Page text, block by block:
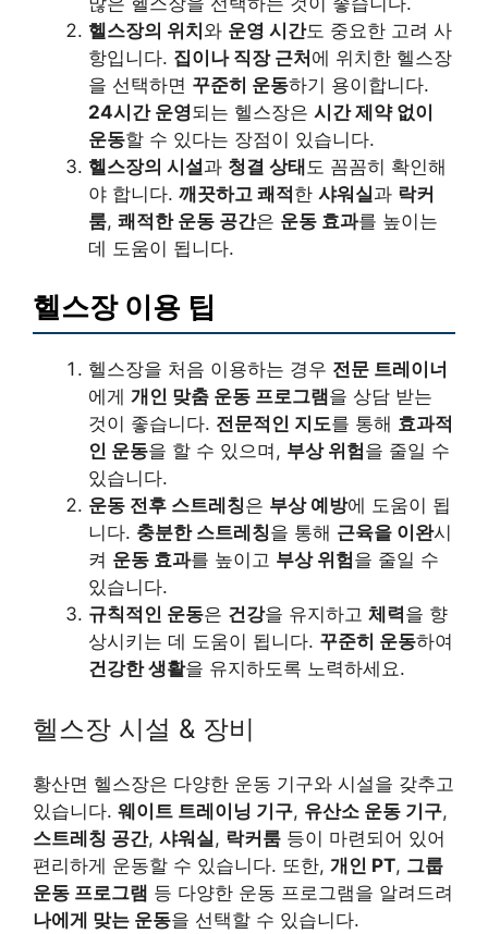
헬스장의 위치 와 운영 시간도 중요한 고려 사
항입니다. 집이나 직장 근처 에 위치한 헬스장
을 선택하면 꾸준히 운동하기 용이합니다.
24시간 운영되는 헬스장은 시간 제약 없이
운동할 수 있다는 장점이 있습니다.
헬스장의 시설과 청결 상태 도 꼼꼼히 확인해
야 합니다. 깨끗하고 쾌적 한 샤워실과 락커
룸, 쾌적한 운동 공간은 운동 효과를 높이는
데 도움이 됩니다.
헬스장 이용 팁
헬스장을 처음 이용하는 경우 전문 트레이너
에게 개인 맞춤 운동 프로그램을 상담 받는
것이 좋습니다. 전문적인 지도를 통해 효과적
인 운동을 할 수 있으며, 부상 위험을 줄일 수
있습니다.
운동 전후 스트레칭은 부상 예방에 도움이 됩
니다. 충분한 스트레칭을 통해 근육을 이완시
켜 운동 효과를 높이고 부상 위험을 줄일 수
있습니다.
규칙적인 운동은 건강을 유지하고 체력을 향
상시키는 데 도움이 됩니다. 꾸준히 운동하여
건강한 생활을 유지하도록 노력하세요.
헬스장 시설 & 장비
황산면 헬스장은 다양한 운동 기구와 시설을 갖추고
있습니다. 웨이트 트레이닝 기구, 유산소 운동 기구,
스트레칭 공간, 샤워실, 락커룸 등이 마련되어 있어
편리하게 운동할 수 있습니다. 또한, 개인 PT, 그룹
운동 프로그램 등 다양한 운동 프로그램을 알려드려
나에게 맞는 운동을 선택할 수 있습니다.